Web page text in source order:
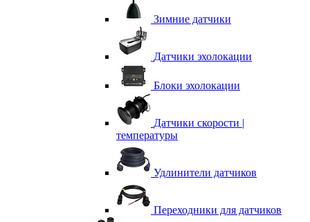
Зимние датчики
Датчики эхолокации
Блоки эхолокации
Датчики скорости |
температуры
Удлинители датчиков
Переходники для датчиков